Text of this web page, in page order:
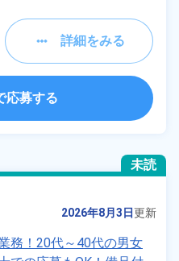
詳細をみる
応募する
未読
2026年8月3日更新
務！20代～40代の男女